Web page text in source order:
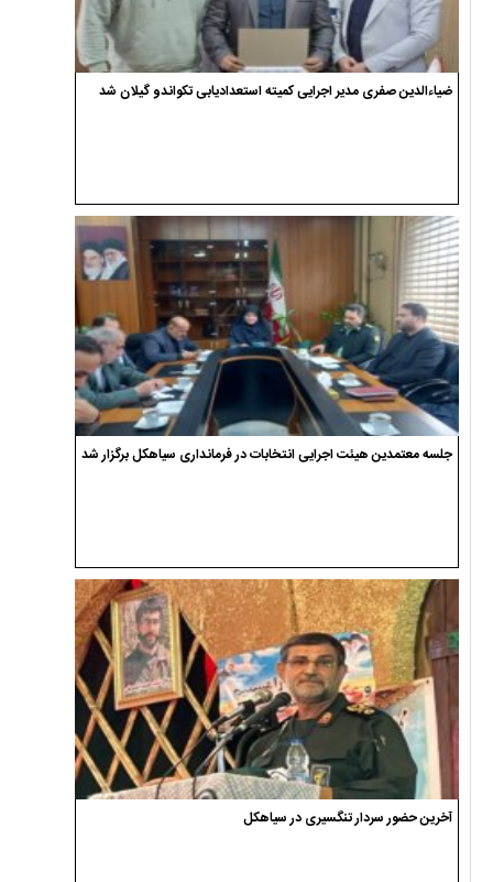
ضیاءالدین صفری مدیر اجرایی کمیته استعدادیابی تکواندو گیلان شد
جلسه معتمدین هیئت اجرایی انتخابات در فرمانداری سیاهکل برگزار شد
آخرین حضور سردار تنگسیری در سیاهکل